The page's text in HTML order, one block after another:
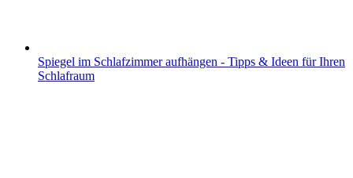
Spiegel im Schlafzimmer aufhängen - Tipps & Ideen für Ihren
Schlafraum